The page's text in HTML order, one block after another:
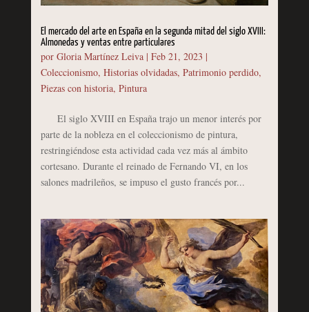
El mercado del arte en España en la segunda mitad del siglo XVIII:
Almonedas y ventas entre particulares
por Gloria Martínez Leiva| Feb 21, 2023 |
Coleccionismo, Historias olvidadas, Patrimonio perdido,
Piezas con historia, Pintura
El siglo XVIII en España trajo un menor interés por
parte de la nobleza en el coleccionismo de pintura,
restringiéndose esta actividad cada vez más al ámbito
cortesano. Durante el reinado de Fernando VI, en los
salones madrileños, se impuso el gusto francés por...